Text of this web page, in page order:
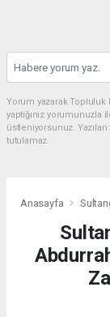
Yorum yazarak Topluluk
yaptığınız yorumunuzla
üstleniyorsunuz.
tutulamaz.
Anasayfa